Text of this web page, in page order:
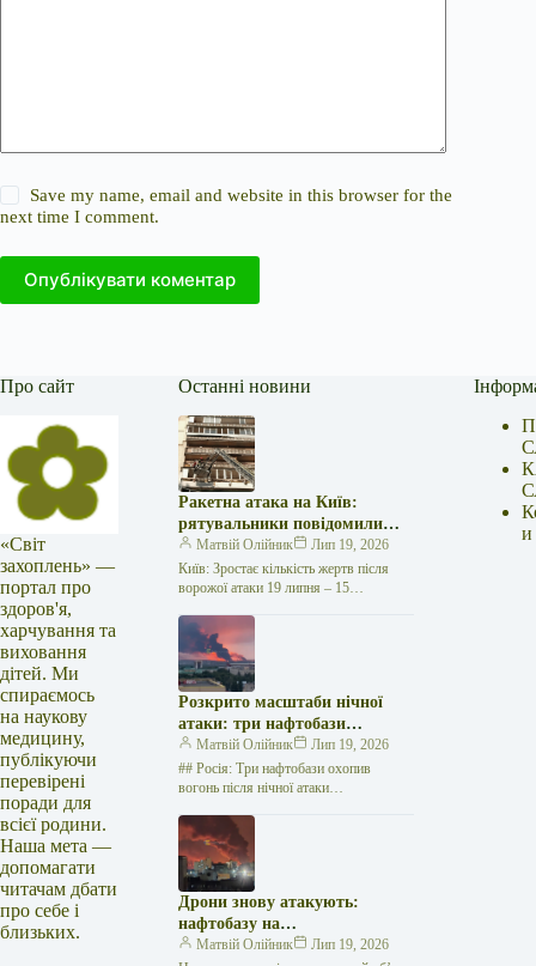
Save my name, email and website in this browser for the
next time I comment.
Опублікувати коментар
Про сайт
«Світ
захоплень» —
портал про
здоров'я,
харчування та
виховання
дітей. Ми
спираємось
на наукову
медицину,
публікуючи
перевірені
поради для
всієї родини.
Наша мета —
допомагати
читачам дбати
про себе і
близьких.
Останні новини
Ракетна атака на Київ:
рятувальники повідомили
про 15 поранених
Матвій Олійник
Лип 19, 2026
Київ: Зростає кількість жертв після
ворожої атаки 19 липня – 15
російської агресії, що сталася у
столиці…
Розкрито масштаби нічної
атаки: три нафтобази
палають у Ставрополі –
OSINT-аналіз
Матвій Олійник
Лип 19, 2026
## Росія: Три нафтобази охопив
вогонь після нічної атаки
posts:Щеплення від грипу: де можна
безкоштовно щепитись у…
Дрони знову атакують:
нафтобазу на
Ставропольщині вражено
Матвій Олійник
Лип 19, 2026
и